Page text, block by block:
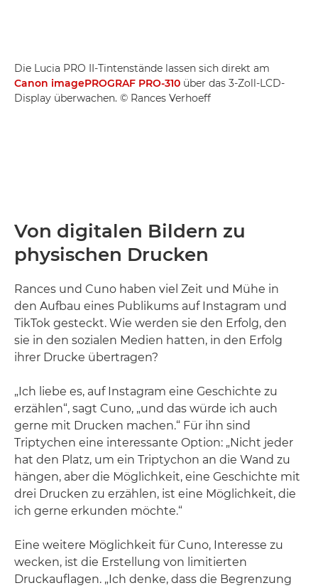
Die Lucia PRO II-Tintenstände lassen sich direkt am
Canon imagePROGRAF PRO-310 über das 3-Zoll-LCD-
Display überwachen. © Rances Verhoeff
Von digitalen Bildern zu
physischen Drucken
Rances und Cuno haben viel Zeit und Mühe in
den Aufbau eines Publikums auf Instagram und
TikTok gesteckt. Wie werden sie den Erfolg, den
sie in den sozialen Medien hatten, in den Erfolg
ihrer Drucke übertragen?
„Ich liebe es, auf Instagram eine Geschichte zu
erzählen“, sagt Cuno, „und das würde ich auch
gerne mit Drucken machen.“ Für ihn sind
Triptychen eine interessante Option: „Nicht jeder
hat den Platz, um ein Triptychon an die Wand zu
hängen, aber die Möglichkeit, eine Geschichte mit
drei Drucken zu erzählen, ist eine Möglichkeit, die
ich gerne erkunden möchte.“
Eine weitere Möglichkeit für Cuno, Interesse zu
wecken, ist die Erstellung von limitierten
Druckauflagen. „Ich denke, dass die Begrenzung